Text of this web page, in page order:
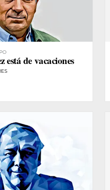
está de vacaciones